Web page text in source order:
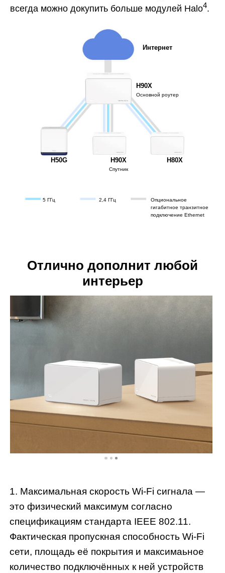
всегда можно докупить больше модулей Halo4.
Интернет
H90X
Основной роутер
H90X
Спутник
H80X
H50G
5 ГГц 2,4 ГГц
Опциональное
гигабитное транзитное
подключение Ethernet
Отлично дополнит любой
интерьер
1. Максимальная скорость Wi-Fi сигнала —
это физический максимум согласно
спецификациям стандарта IEEE 802.11.
Фактическая пропускная способность Wi-Fi
сети, площадь её покрытия и максимаьное
количество подключённых к ней устройств